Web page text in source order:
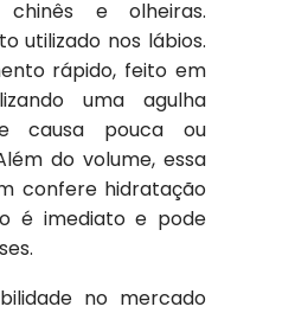
e olheiras.
utilizado nos lábios.
rápido, feito em
uma agulha
causa pouca ou
do volume, essa
confere hidratação
é imediato e pode
no mercado